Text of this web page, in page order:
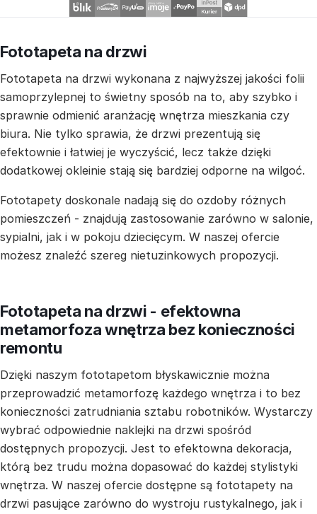
Fototapeta na drzwi
Fototapeta na drzwi wykonana z najwyższej jakości folii
samoprzylepnej to świetny sposób na to, aby szybko i
sprawnie odmienić aranżację wnętrza mieszkania czy
biura. Nie tylko sprawia, że drzwi prezentują się
efektownie i łatwiej je wyczyścić, lecz także dzięki
dodatkowej okleinie stają się bardziej odporne na wilgoć.
Fototapety doskonale nadają się do ozdoby różnych
pomieszczeń - znajdują zastosowanie zarówno w salonie,
sypialni, jak i w pokoju dziecięcym. W naszej ofercie
możesz znaleźć szereg nietuzinkowych propozycji.
Fototapeta na drzwi - efektowna
metamorfoza wnętrza bez konieczności
remontu
Dzięki naszym fototapetom błyskawicznie można
przeprowadzić metamorfozę każdego wnętrza i to bez
konieczności zatrudniania sztabu robotników. Wystarczy
wybrać odpowiednie naklejki na drzwi spośród
dostępnych propozycji. Jest to efektowna dekoracja,
którą bez trudu można dopasować do każdej stylistyki
wnętrza. W naszej ofercie dostępne są fototapety na
drzwi pasujące zarówno do wystroju rustykalnego, jak i